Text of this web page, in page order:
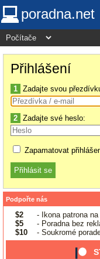
poradna.net
Přihlášení
1 Zadajte svou
2 Zadajte své heslo:
Zapamatovat
Podpořte nás
$2
- Ikona patrona na
$5
- Poradna bez
$10
- Soukromé